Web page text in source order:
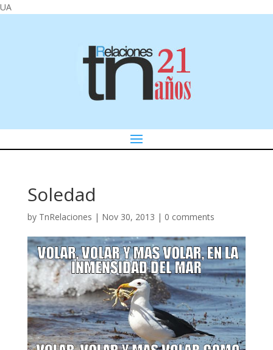
UA
Soledad
by TnRelaciones | Nov 30, 2013 | 0 comments